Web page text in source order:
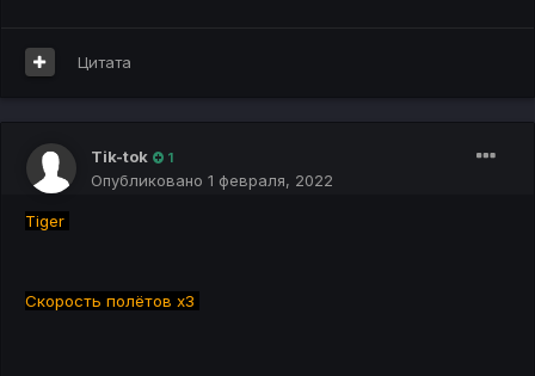
Цитата
Tik-tok 1
Опубликовано 1 февраля, 2022
Tiger
Скорость полётов х3